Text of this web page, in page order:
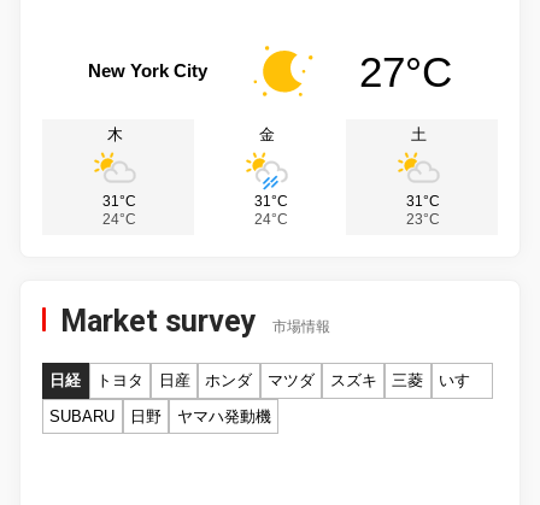
New York City 27°C
木
31°C
24°C
金
31°C
24°C
土
31°C
23°C
Market survey 市場情報
日経 トヨタ 日産 ホンダ マツダ スズキ 三菱
いすゞ
SUBARU
日野 ヤマハ発動機